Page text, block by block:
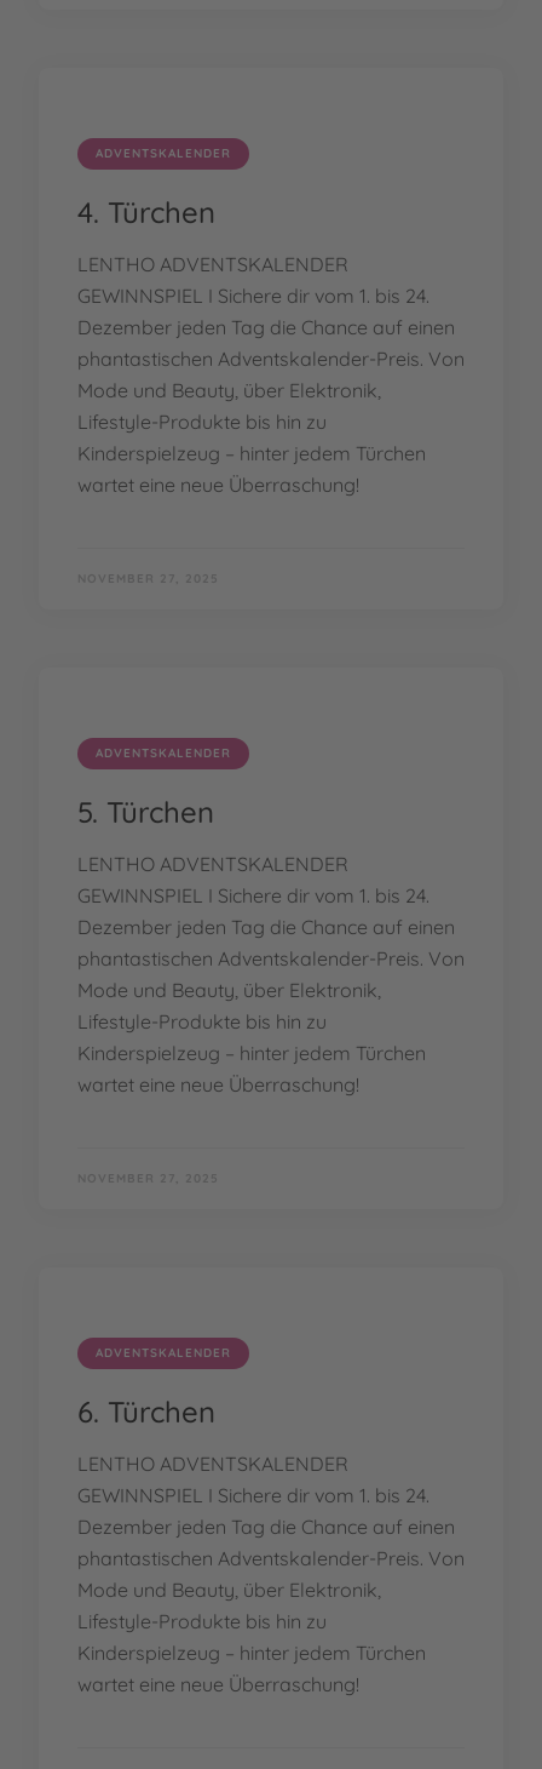
ADVENTSKALENDER
4. Türchen
LENTHO ADVENTSKALENDER
GEWINNSPIEL I Sichere dir vom 1. bis 24.
Dezember jeden Tag die Chance auf einen
phantastischen Adventskalender-Preis. Von
Mode und Beauty, über Elektronik,
Lifestyle-Produkte bis hin zu
Kinderspielzeug – hinter jedem Türchen
wartet eine neue Überraschung!
NOVEMBER 27, 2025
ADVENTSKALENDER
5. Türchen
LENTHO ADVENTSKALENDER
GEWINNSPIEL I Sichere dir vom 1. bis 24.
Dezember jeden Tag die Chance auf einen
phantastischen Adventskalender-Preis. Von
Mode und Beauty, über Elektronik,
Lifestyle-Produkte bis hin zu
Kinderspielzeug – hinter jedem Türchen
wartet eine neue Überraschung!
NOVEMBER 27, 2025
ADVENTSKALENDER
6. Türchen
LENTHO ADVENTSKALENDER
GEWINNSPIEL I Sichere dir vom 1. bis 24.
Dezember jeden Tag die Chance auf einen
phantastischen Adventskalender-Preis. Von
Mode und Beauty, über Elektronik,
Lifestyle-Produkte bis hin zu
Kinderspielzeug – hinter jedem Türchen
wartet eine neue Überraschung!